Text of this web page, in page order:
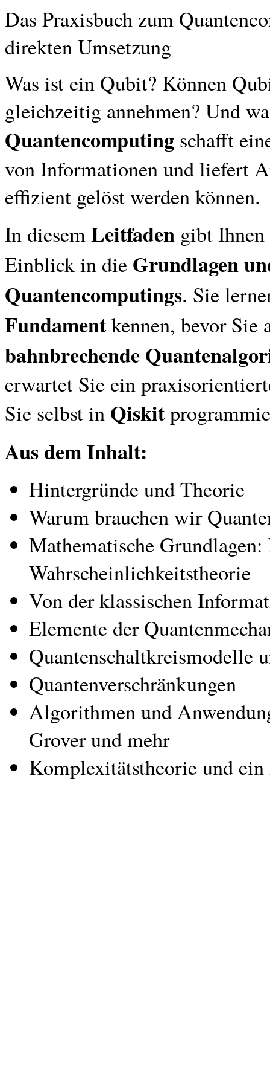
Das Praxisbuch zum
direkten Umsetzung
Was ist ein Qubit? Können
gleichzeitig annehmen? Und
Quantencomputing schafft
von Informationen und liefert
effizient gelöst werden können.
In diesemLeitfaden gibt
Einblick in die Grundlagen
Quantencomputings. Sie
Fundamentkennen, bevor Sie
bahnbrechende
erwartet Sie ein
Sie selbst in Qiskit
Aus dem Inhalt:
Hintergründe und Theorie
Warum brauchen wir
Mathematische
Wahrscheinlichkeitstheorie
Von der klassischen
Elemente der
Quantenschaltkreismodelle
Quantenverschränkungen
Algorithmen und
Grover und mehr
Komplexitätstheorie und